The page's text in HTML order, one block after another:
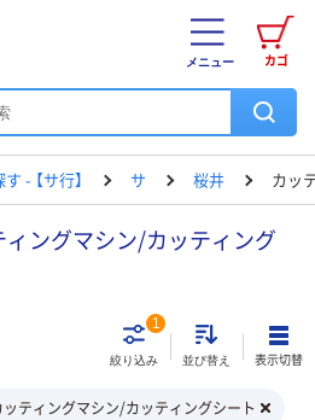
カゴ
メニュー
- 【サ行】 サ 桜井 カッ
ングマシン/カッティング
絞り込み
1
並び替え 表示切替
ティングマシン/カッティングシート